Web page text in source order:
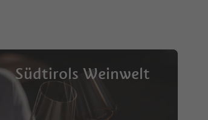
Südtirols Weinwelt